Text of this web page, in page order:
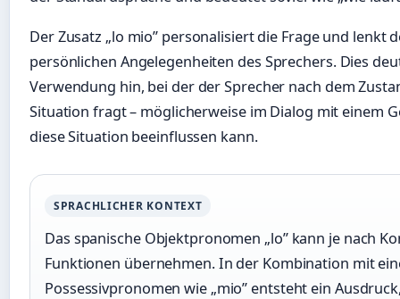
Der Zusatz „lo mio” personalisiert die Frage und lenkt
persönlichen Angelegenheiten des Sprechers. Dies
Verwendung hin, bei der der Sprecher nach dem
Situation fragt – möglicherweise im Dialog mit einem
diese Situation beeinflussen kann.
SPRACHLICHER KONTEXT
Das spanische Objektpronomen „lo” kann je nach
Funktionen übernehmen. In der Kombination mit
Possessivpronomen wie „mio” entsteht ein